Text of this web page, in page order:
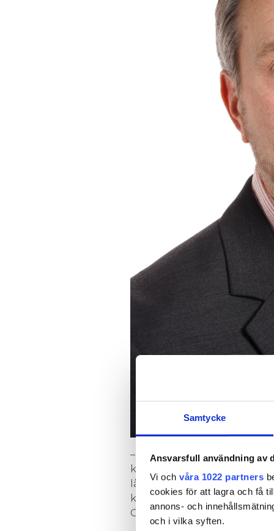
Samtycke
Ansvarsfull användning av
Vi och våra 1022 partners
cookies för att lagra och få
annons- och
och i vilka syften.
– De studier vi gjort visar att
kall- som varmvatten
lågt prioriterad när man
konstigt, säger Thomas
Gustavsberg.